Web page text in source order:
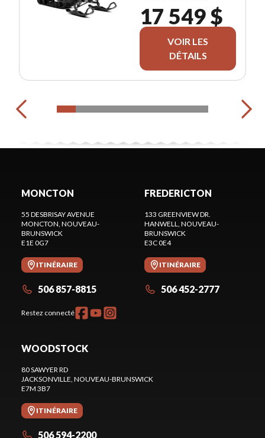
17 549 $
VOIR LES
DÉTAILS
MONCTON
55 DESBRISAY AVENUE
MONCTON, NOUVEAU-
BRUNSWICK
E1E 0G7
ITINÉRAIRE
506 857-8815
Restez connecté
FREDERICTON
133 GREENVIEW DR.
HANWELL, NOUVEAU-
BRUNSWICK
E3C 0E4
ITINÉRAIRE
506 452-2777
WOODSTOCK
80 SAWYER RD
JACKSONVILLE, NOUVEAU-BRUNSWICK
E7M 3B7
ITINÉRAIRE
506 594-2200